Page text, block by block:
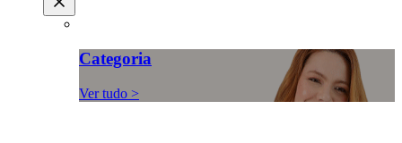
Categoria
Ver tudo >